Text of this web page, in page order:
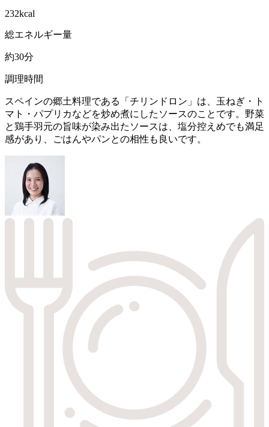
232kcal
総エネルギー量
約30分
調理時間
スペインの郷土料理である「チリンドロン」は、玉ねぎ・ト
マト・パプリカなどを炒め煮にしたソースのことです。野菜
と鶏手羽元の旨味が染み出たソースは、塩分控えめでも満足
感があり、ごはんやパンとの相性も良いです。